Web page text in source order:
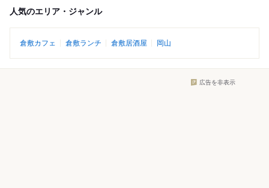
人気のエリア・ジャンル
倉敷カフェ 倉敷ランチ 倉敷居酒屋 岡山
広告を非表示